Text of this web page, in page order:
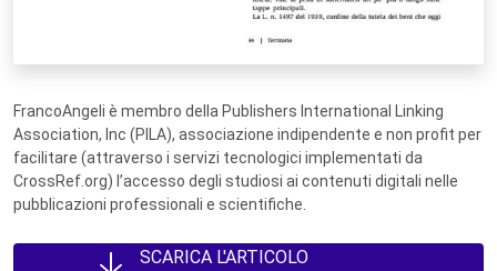
FrancoAngeli è membro della Publishers International Linking
Association, Inc (PILA), associazione indipendente e non profit per
facilitare (attraverso i servizi tecnologici implementati da
CrossRef.org) l’accesso degli studiosi ai contenuti digitali nelle
pubblicazioni professionali e scientifiche.
SCARICA L'ARTICOLO